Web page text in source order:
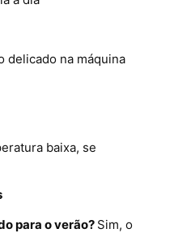
delicado na máquina
baixa, se
para o verão? Sim, o